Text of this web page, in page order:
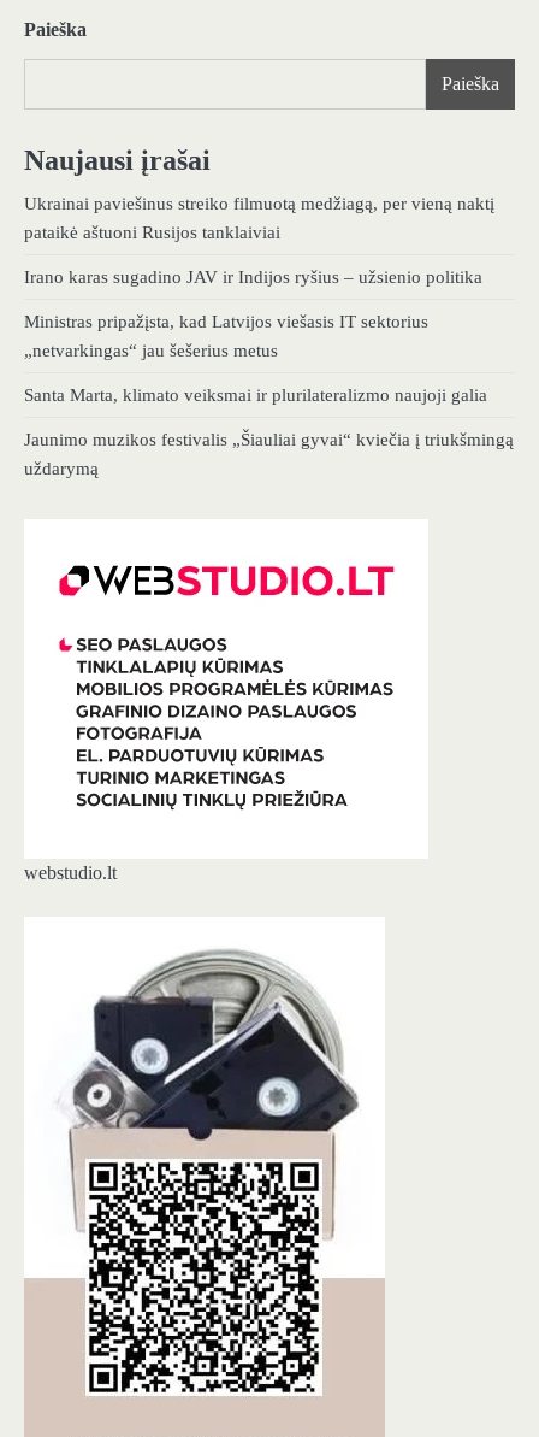
Paieška
Paieška
Naujausi įrašai
Ukrainai paviešinus streiko filmuotą medžiagą, per vieną naktį
pataikė aštuoni Rusijos tanklaiviai
Irano karas sugadino JAV ir Indijos ryšius – užsienio politika
Ministras pripažįsta, kad Latvijos viešasis IT sektorius
„netvarkingas“ jau šešerius metus
Santa Marta, klimato veiksmai ir plurilateralizmo naujoji galia
Jaunimo muzikos festivalis „Šiauliai gyvai“ kviečia į triukšmingą
uždarymą
webstudio.lt